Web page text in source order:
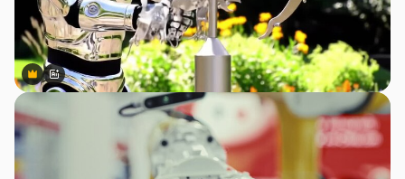
Premium
Premium
สร้างขึ้นโดย AI